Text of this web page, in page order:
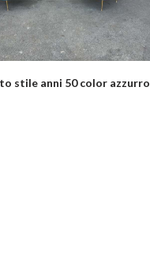
stile anni 50 color azzurro